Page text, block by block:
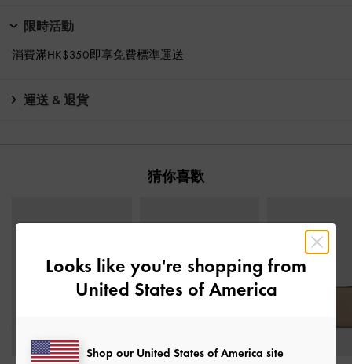
限時活動
消費滿HK$350即享免費標準運送
運送 & 退貨
猜你喜歡
Looks like you're shopping from
United States of America
Shop our United States of America site